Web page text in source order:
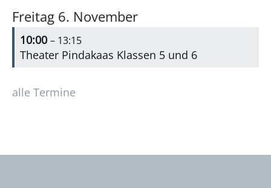
Freitag 6. November
10:00– 13:15
Theater Pindakaas Klassen 5 und 6
alle Termine